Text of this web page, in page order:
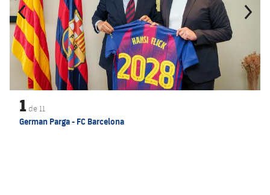
1 de 11
German Parga - FC Barcelona